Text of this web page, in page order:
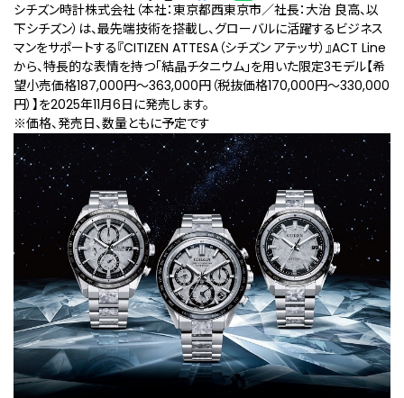
シチズン時計株式会社（本社：東京都西東京市／社長：大治 良高、以
下シチズン）は、最先端技術を搭載し、グローバルに活躍するビジネス
マンをサポートする『CITIZEN ATTESA（シチズン アテッサ）』ACT Line
から、特長的な表情を持つ「結晶チタニウム」を用いた限定3モデル【希
望小売価格187,000円～363,000円（税抜価格170,000円～330,000
円）】を2025年11月6日に発売します。
※価格、発売⽇、数量ともに予定です